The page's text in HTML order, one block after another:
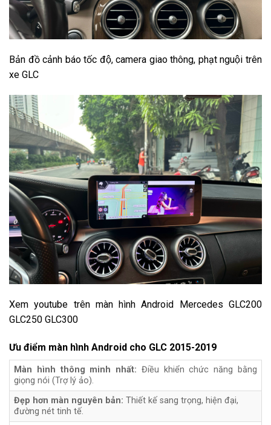
Bản đồ cảnh báo tốc độ, camera giao thông, phạt nguội trên
xe GLC
Xem youtube trên màn hình Android Mercedes GLC200
GLC250 GLC300
Ưu điểm màn hình Android cho GLC 2015-2019
Màn hình thông minh nhất: Điều khiển chức năng bằng
giọng nói (Trợ lý ảo).
Đẹp hơn màn nguyên bản: Thiết kế sang trọng, hiện đại,
đường nét tinh tế.